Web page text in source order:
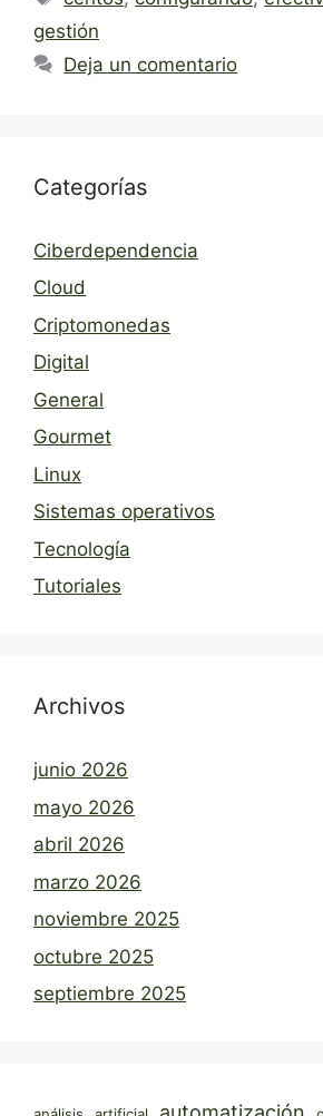
gestión
Deja un comentario
Categorías
Ciberdependencia
Cloud
Criptomonedas
Digital
General
Gourmet
Linux
Sistemas operativos
Tecnología
Tutoriales
Archivos
junio 2026
mayo 2026
abril 2026
marzo 2026
noviembre 2025
octubre 2025
septiembre 2025